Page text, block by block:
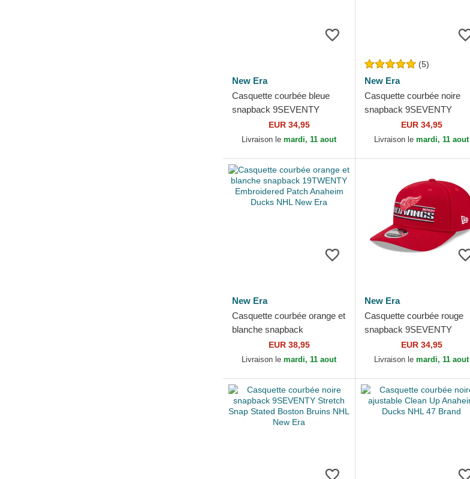
New Era
Casquette courbée bleue
snapback 9SEVENTY
Stretch Snap Stated Toronto
Maple Leafs NHL New Era
EUR 34,95
Livraison lemardi, 11 aout
(5)
New Era
Casquette courbée noire
snapback 9SEVENTY
Stretch Snap Stated
Pittsburgh Penguins NHL
EUR 34,95
Livraison lemardi, 11 aout
New Era
Casquette courbée orange et
blanche snapback
19TWENTY Embroidered
Patch Anaheim Ducks NHL
EUR 38,95
Livraison lemardi, 11 aout
New Era
Casquette courbée rouge
snapback 9SEVENTY
Stretch Snap Stated Detroit
Red Wings NHL New Era
EUR 34,95
Livraison lemardi, 11 aout